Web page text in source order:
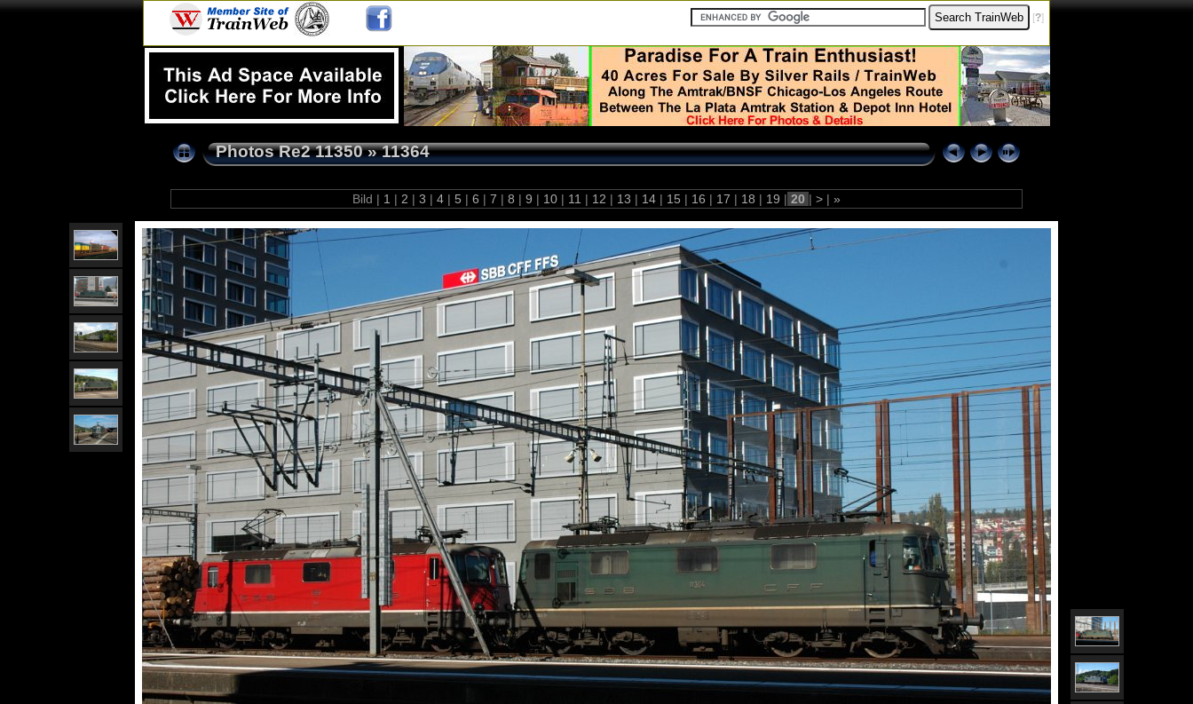
[?]
Photos Re2 11350»11364
Bild | 1 | 2 | 3 | 4 | 5 | 6 | 7 | 8 | 9 | 10 | 11 | 12 | 13 | 14 | 15 | 16 | 17 | 18 | 19 | 20 | > | »